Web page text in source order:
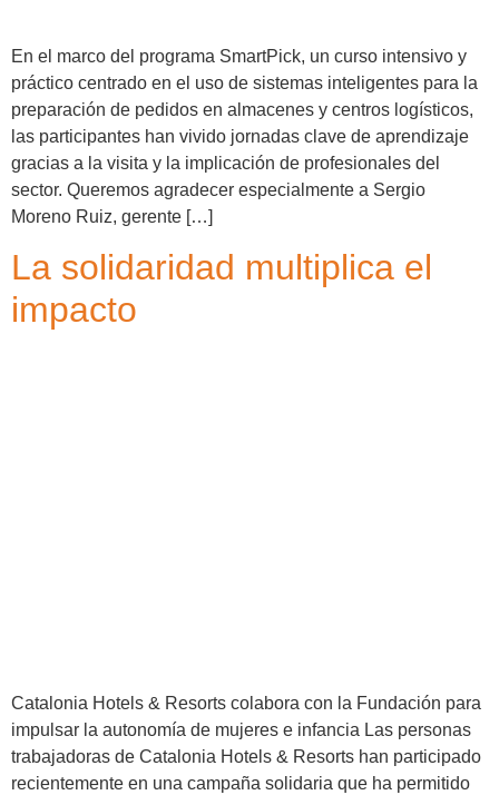
En el marco del programa SmartPick, un curso intensivo y
práctico centrado en el uso de sistemas inteligentes para la
preparación de pedidos en almacenes y centros logísticos,
las participantes han vivido jornadas clave de aprendizaje
gracias a la visita y la implicación de profesionales del
sector. Queremos agradecer especialmente a Sergio
Moreno Ruiz, gerente […]
La solidaridad multiplica el
impacto
Catalonia Hotels & Resorts colabora con la Fundación para
impulsar la autonomía de mujeres e infancia Las personas
trabajadoras de Catalonia Hotels & Resorts han participado
recientemente en una campaña solidaria que ha permitido